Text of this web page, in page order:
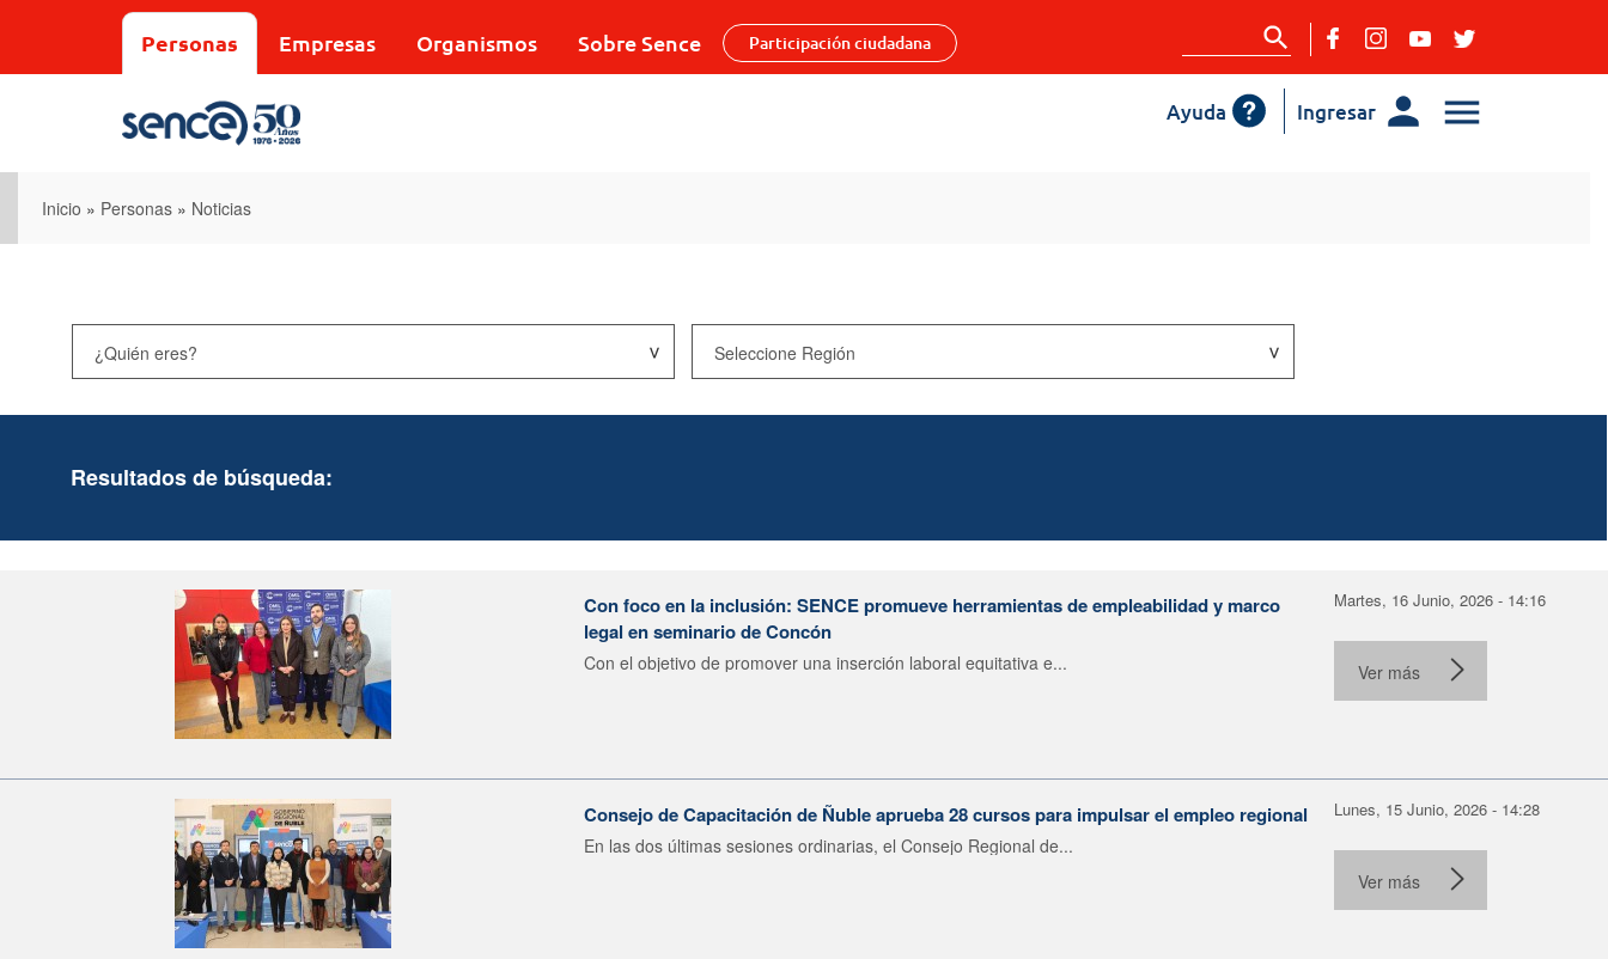
Personas Empresas Organismos Sobre Sence Participación ciudadana
Ingresar
Ayuda
Inicio » Personas » Noticias
Resultados de búsqueda:
Con foco en la inclusión: SENCE promueve herramientas de empleabilidad y marco
legal en seminario de Concón
Con el objetivo de promover una inserción laboral equitativa e...
Martes, 16 Junio, 2026 - 14:16
Ver más
Consejo de Capacitación de Ñuble aprueba 28 cursos para impulsar el empleo regional
En las dos últimas sesiones ordinarias, el Consejo Regional de...
Lunes, 15 Junio, 2026 - 14:28
Ver más